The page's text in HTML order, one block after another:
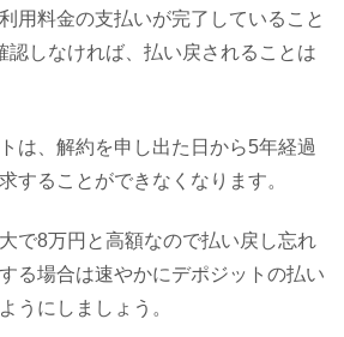
用料金の支払いが完了していること
認しなければ、払い戻されることは
は、解約を申し出た日から5年経過
することができなくなります。
で8万円と高額なので払い戻し忘れ
る場合は速やかにデポジットの払い
うにしましょう。